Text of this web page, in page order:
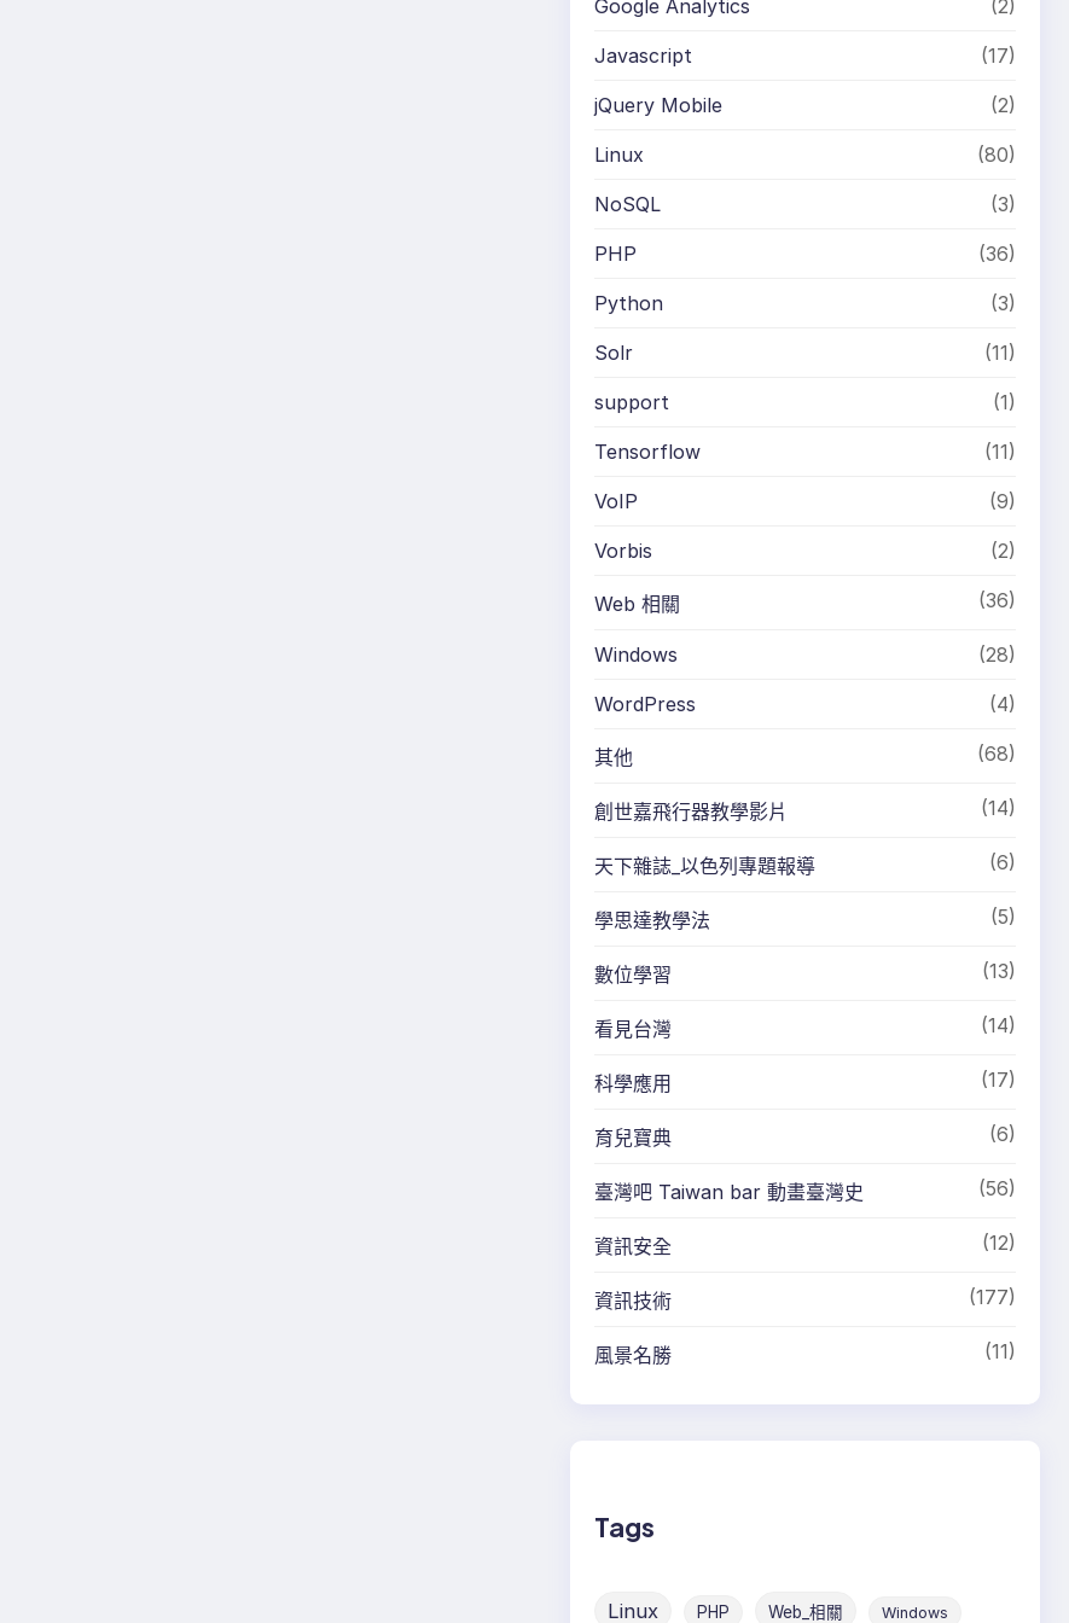
Google Analytics (2)
Javascript (17)
jQuery Mobile (2)
Linux (80)
NoSQL (3)
PHP (36)
Python (3)
Solr (11)
support (1)
Tensorflow (11)
VoIP (9)
Vorbis (2)
Web 相關 (36)
Windows (28)
WordPress (4)
其他 (68)
創世嘉飛行器教學影片 (14)
天下雜誌_以色列專題報導 (6)
學思達教學法 (5)
數位學習 (13)
看見台灣 (14)
科學應用 (17)
育兒寶典 (6)
臺灣吧 Taiwan bar 動畫臺灣史 (56)
資訊安全 (12)
資訊技術 (177)
風景名勝 (11)
Tags
Linux PHP Web_相關 Windows